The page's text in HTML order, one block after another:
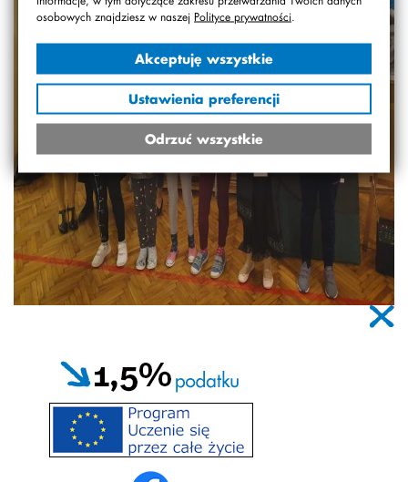
osobowych znajdziesz w naszej Polityce prywatności
Akceptuję wszystkie
Ustawienia preferencji
Odrzuć wszystkie